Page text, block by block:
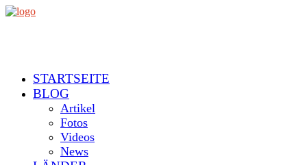
STARTSEITE
BLOG
Artikel
Fotos
Videos
News